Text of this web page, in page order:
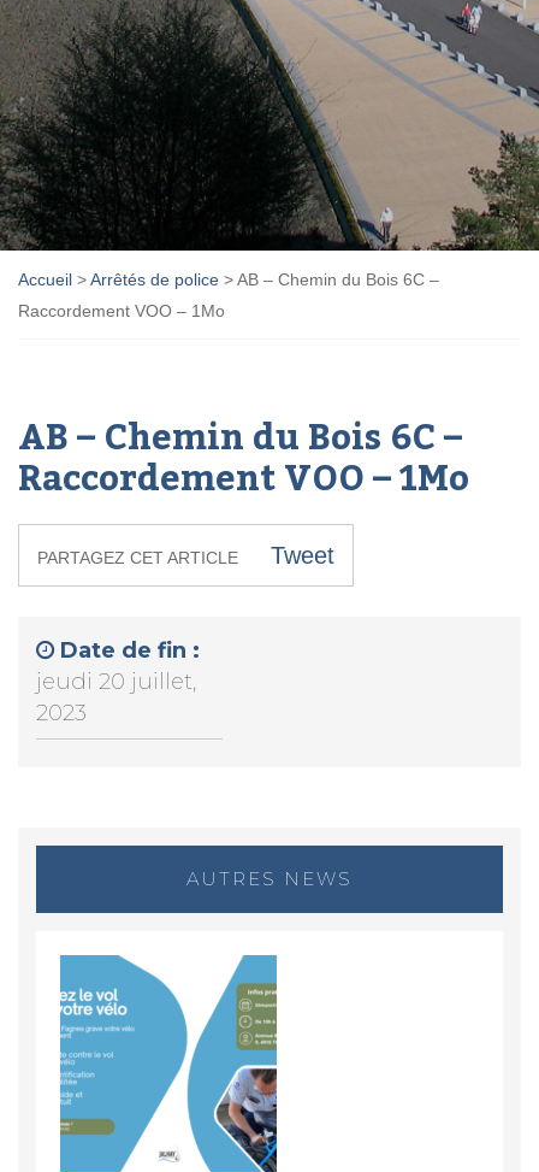
Accueil >Arrêtés de police >AB – Chemin du Bois 6C –
Raccordement VOO – 1Mo
AB – Chemin du Bois 6C –
Raccordement VOO – 1Mo
PARTAGEZ CET ARTICLE Tweet
Date de fin :
jeudi 20 juillet,
2023
AUTRES NEWS